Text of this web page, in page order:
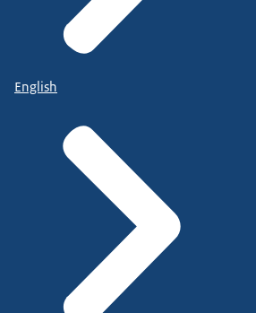
English